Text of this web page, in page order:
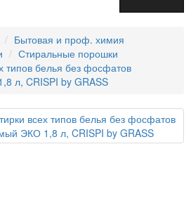
Бытовая и проф. химия
Стиральные порошки
типов белья без фосфатов
л, CRISPI by GRASS